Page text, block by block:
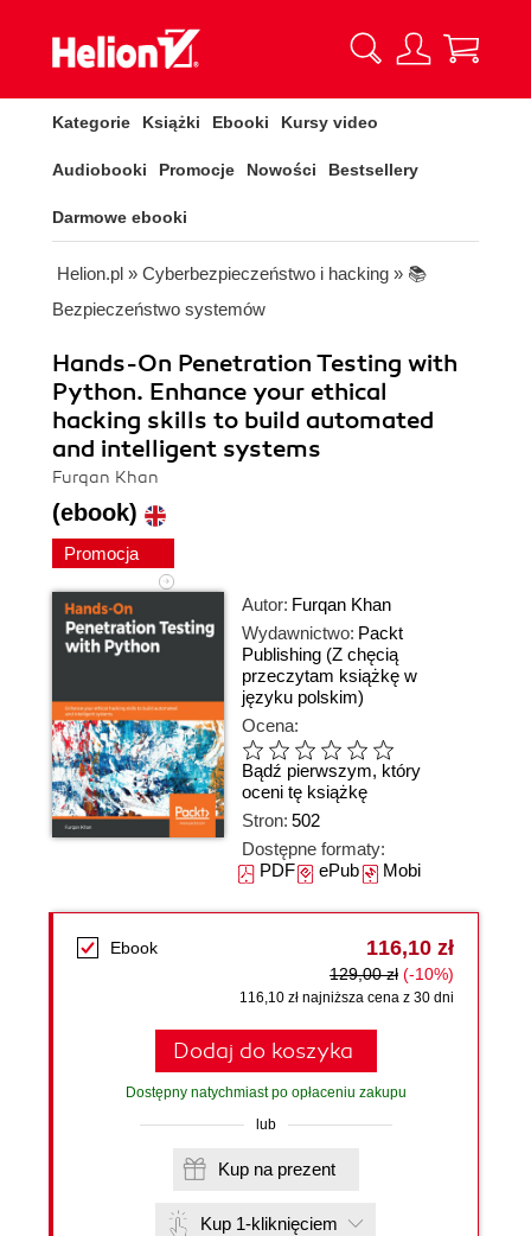
Kategorie Książki Ebooki Kursy video
Audiobooki Promocje Nowości Bestsellery
Darmowe ebooki
Helion.pl » Cyberbezpieczeństwo i hacking » 📚
Bezpieczeństwo systemów
Hands-On Penetration Testing with
Python. Enhance your ethical
hacking skills to build automated
and intelligent systems
Furqan Khan
(ebook)
Promocja
Autor: Furqan Khan
Wydawnictwo: Packt
Publishing (Z chęcią
przeczytam książkę w
języku polskim)
Ocena:
Bądź pierwszym, który
oceni tę książkę
Stron: 502
Dostępne formaty:
PDFePubMobi
Ebook 116,10 zł
129,00 zł (-10%)
116,10 zł najniższa cena z 30 dni
Dodaj do koszyka
Dostępny natychmiast po opłaceniu zakupu
lub
Kup na prezent
Kup 1-kliknięciem